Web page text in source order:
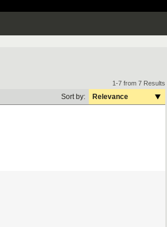
1-7 from 7 Results
Sort by: Relevance